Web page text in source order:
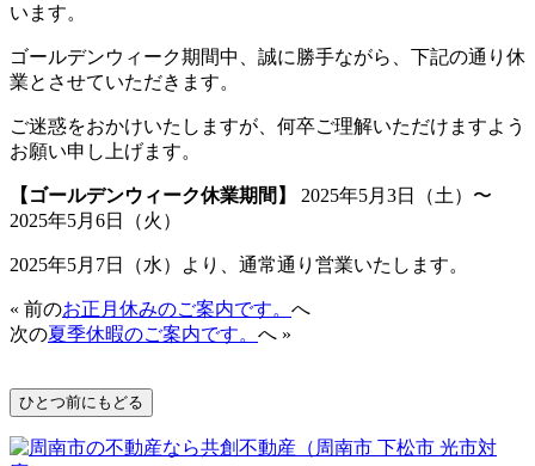
います。
ゴールデンウィーク期間中、誠に勝手ながら、下記の通り休
業とさせていただきます。
ご迷惑をおかけいたしますが、何卒ご理解いただけますよう
お願い申し上げます。
【ゴールデンウィーク休業期間】
2025年5月3日（土）〜
2025年5月6日（火）
2025年5月7日（水）より、通常通り営業いたします。
« 前のお正月休みのご案内です。 へ
次の夏季休暇のご案内です。 へ »